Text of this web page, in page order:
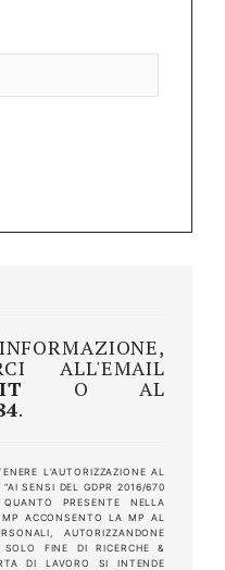
ALL'EMAIL
O AL
.
L’AUTORIZZAZIONE AL
SENSI DEL GDPR 2016/670
PRESENTE NELLA
ACCONSENTO LA MP AL
AUTORIZZANDONE
SOLO FINE DI RICERCHE &
DI LAVORO SI INTENDE